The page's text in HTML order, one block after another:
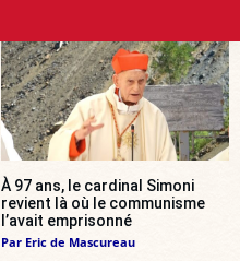
À 97 ans, le cardinal Simoni
revient là où le communisme
l’avait emprisonné
Par Eric de Mascureau